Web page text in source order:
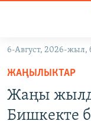
Навигацияга
өтүңүз
Издөөгө
салыңыз
ДҮЙНӨ
6-Август, 2026-
ЖАҢЫЛЫКТАР
Жаңы
Бишкекте